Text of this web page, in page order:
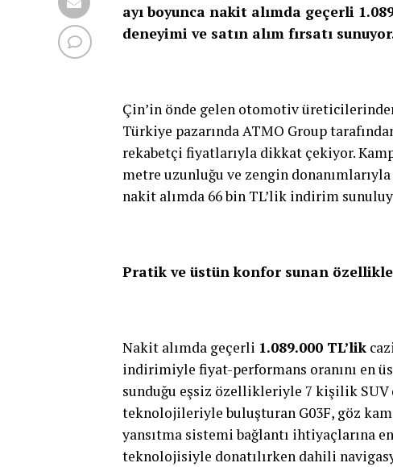
ayı boyunca nakit alımda geçerli
deneyimi ve satın alım fırsatı
Çin’in önde gelen otomotiv
Türkiye pazarında ATMO Group
rekabetçi fiyatlarıyla dikkat çekiyor.
metre uzunluğu ve zengin
nakit alımda 66 bin TL’lik indirim
Pratik ve üstün konfor sunan
Nakit alımda geçerli 1.089.000 TL’lik
indirimiyle fiyat-performans oranını en
sunduğu eşsiz özellikleriyle 7 kişilik SUV
teknolojileriyle buluşturan G03F, göz
yansıtma sistemi bağlantı ihtiyaçlarına
teknolojisiyle donatılırken dahili